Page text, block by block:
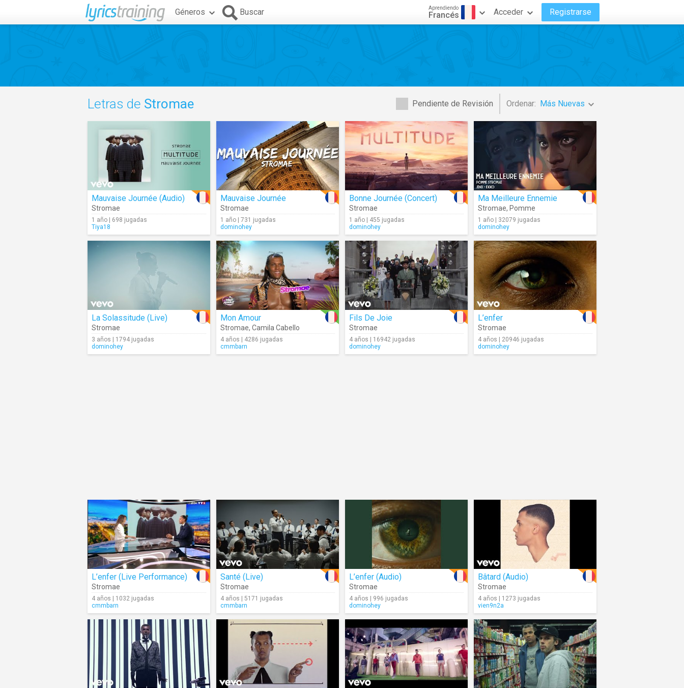
Géneros Buscar Aprendiendo
Francés Acceder Registrarse
Pendiente de Revisión Ordenar: Más Nuevas
Letras de Stromae
Mauvaise Journée (Audio)
Stromae
1 año | 698 jugadas
Tiya18
Mauvaise Journée
Stromae
1 año | 731 jugadas
dominohey
Bonne Journée (Concert)
Stromae
1 año | 455 jugadas
dominohey
Ma Meilleure Ennemie
Stromae, Pomme
1 año | 32079 jugadas
dominohey
La Solassitude (Live)
Stromae
3 años | 1794 jugadas
dominohey
Mon Amour
Stromae, Camila Cabello
4 años | 4286 jugadas
cmmbarn
Fils De Joie
Stromae
4 años | 16942 jugadas
dominohey
L’enfer
Stromae
4 años | 20946 jugadas
dominohey
L’enfer (Live Performance)
Stromae
4 años | 1032 jugadas
cmmbarn
Santé (Live)
Stromae
4 años | 5171 jugadas
cmmbarn
L’enfer (Audio)
Stromae
4 años | 996 jugadas
dominohey
Bâtard (Audio)
Stromae
4 años | 1273 jugadas
vien9n2a